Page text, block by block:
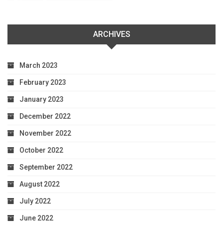
ARCHIVES
March 2023
February 2023
January 2023
December 2022
November 2022
October 2022
September 2022
August 2022
July 2022
June 2022